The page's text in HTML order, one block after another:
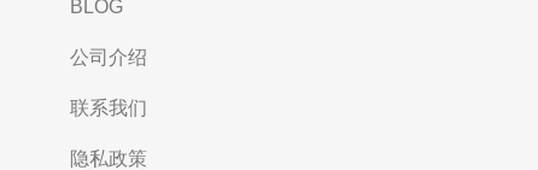
BLOG
公司介绍
联系我们
隐私政策